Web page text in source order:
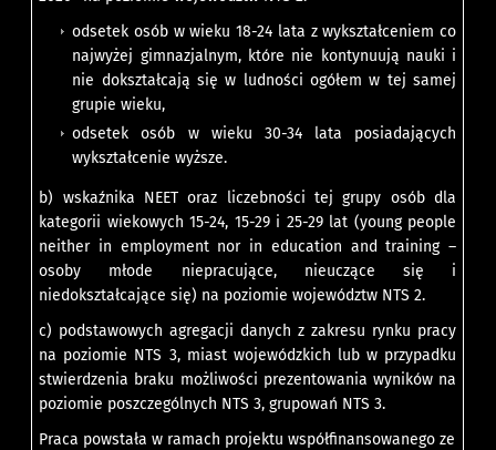
odsetek osób w wieku 18-24 lata z wykształceniem co
najwyżej gimnazjalnym, które nie kontynuują nauki i
nie dokształcają się w ludności ogółem w tej samej
grupie wieku,
odsetek osób w wieku 30-34 lata posiadających
wykształcenie wyższe.
b) wskaźnika NEET oraz liczebności tej grupy osób dla
kategorii wiekowych 15-24, 15-29 i 25-29 lat (young people
neither in employment nor in education and training –
osoby młode niepracujące, nieuczące się i
niedokształcające się) na poziomie województw NTS 2.
c) podstawowych agregacji danych z zakresu rynku pracy
na poziomie NTS 3, miast wojewódzkich lub w przypadku
stwierdzenia braku możliwości prezentowania wyników na
poziomie poszczególnych NTS 3, grupowań NTS 3.
Praca powstała w ramach projektu współfinansowanego ze